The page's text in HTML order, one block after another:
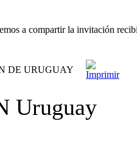
a compartir la invitación
DE URUGUAY